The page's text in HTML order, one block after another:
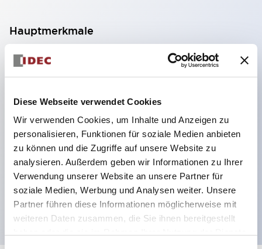
Diese Webseite verwendet Cookies
Wir verwenden Cookies, um Inhalte und Anzeigen zu
personalisieren, Funktionen für soziale Medien anbieten
zu können und die Zugriffe auf unsere Website zu
analysieren. Außerdem geben wir Informationen zu Ihrer
Verwendung unserer Website an unsere Partner für
soziale Medien, Werbung und Analysen weiter. Unsere
Partner führen diese Informationen möglicherweise mit
weiteren Daten zusammen, die Sie ihnen bereitgestellt
Hauptmerkmale
2-Kontakt-Block mit 2 Stufen, ermöglicht eine 4-
Kontakt-Konfiguration (Gewährleistung der
Isolierung zwischen den 2 Kontakten).
59,9 mm (※ 22-stufiger Kontaktblock).
Platzsparendes Design möglich.
Sicherheitsstruktur der 3. Generation: 2-Aktions-
Freisetzung, integrierter Schutz, IP20-
Fingerschutzstruktur